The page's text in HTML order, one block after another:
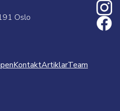
Oslo
KontaktArtiklarTeam